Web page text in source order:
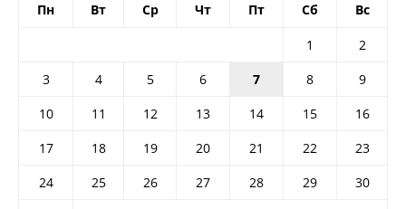
Пн Вт Ср Чт Пт Сб Вс
1
2
3
4 5 6 7 8
9
10
11 12 13 14 15
16
17
18 19 20 21 22
23
24
25 26 27 28 29
30